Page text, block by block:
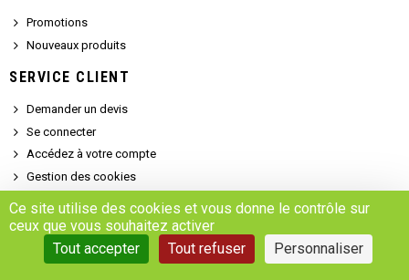
Promotions
Nouveaux produits
SERVICE CLIENT
Demander un devis
Se connecter
Accédez à votre compte
Gestion des cookies
Copyright © 2025 - MARSALEIX.parts
Ce site utilise des cookies et vous donne le contrôle sur
ceux que vous souhaitez activer
Tout accepter
Tout refuser Personnaliser